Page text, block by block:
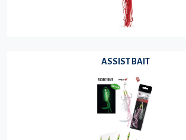
ASSIST BAIT